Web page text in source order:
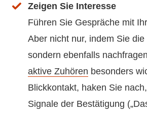
Zeigen Sie Interesse
Führen Sie Gespräche mit
Aber nicht nur, indem Sie
sondern ebenfalls
aktive Zuhören besonders
Blickkontakt, haken Sie
Signale der Bestätigung